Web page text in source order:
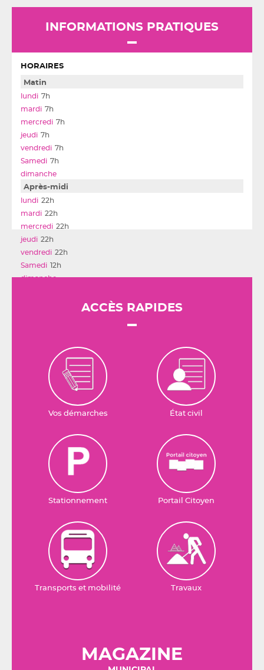
INFORMATIONS PRATIQUES
HORAIRES
Matin
7h
7h
7h
7h
7h
7h
Après-midi
22h
22h
22h
22h
22h
12h
ACCÈS RAPIDES
Vos démarches État civil
Stationnement Portail Citoyen
Transports et mobilité Travaux
MAGAZINE